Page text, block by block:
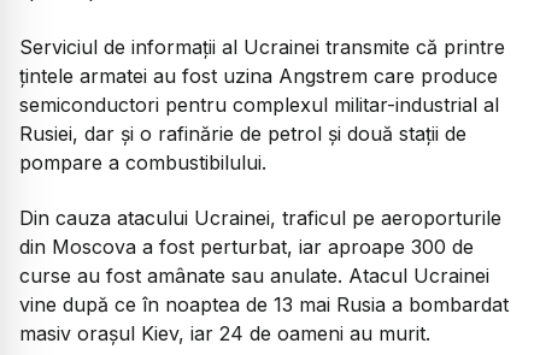
Serviciul de informații al Ucrainei transmite că printre
țintele armatei au fost uzina Angstrem care produce
semiconductori pentru complexul militar-industrial al
Rusiei, dar și o rafinărie de petrol și două stații de
pompare a combustibilului.
Din cauza atacului Ucrainei, traficul pe aeroporturile
din Moscova a fost perturbat, iar aproape 300 de
curse au fost amânate sau anulate. Atacul Ucrainei
vine după ce în noaptea de 13 mai Rusia a bombardat
masiv orașul Kiev, iar 24 de oameni au murit.